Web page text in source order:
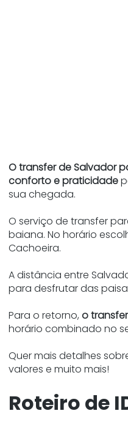
O transfer de Salvador
conforto e praticidade
sua chegada.
O serviço de transfer
baiana. No horário
Cachoeira.
A distância entre
para desfrutar das
Para o retorno, o
horário combinado no
Quer mais detalhes
valores e muito mais!
Roteiro de